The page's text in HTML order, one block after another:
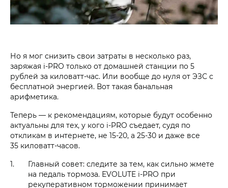
Но я мог снизить свои затраты в несколько раз,
заряжая i‑PRO только от домашней станции по 5
рублей за киловатт-час. Или вообще до нуля от ЭЗС с
бесплатной энергией. Вот такая банальная
арифметика.
Теперь — к рекомендациям, которые будут особенно
актуальны для тех, у кого i‑PRO съедает, судя по
откликам в интернете, не 15-20, а 25-30 и даже все
35 киловатт-часов.
Главный совет: следите за тем, как сильно жмете
на педаль тормоза. EVOLUTE i‑PRO при
рекуперативном торможении принимает